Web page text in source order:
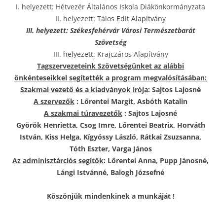
I. helyezett: Hétvezér Általános Iskola Diákönkormányzata
II. helyezett: Tálos Edit Alapítvány
III. helyezett: Székesfehérvár Városi Természetbarát
Szövetség
III. helyezett: Krajczáros Alapítvány
Tagszervezeteink Szövetségünket az alábbi
önkénteseikkel segítették a program megvalósításában:
Szakmai vezető és a kiadványok írója: Sajtos Lajosné
A szervezők : Lőrentei Margit, Asbóth Katalin
A szakmai túravezetők : Sajtos Lajosné
Györök Henrietta, Csog Imre, Lőrentei Beatrix, Horváth
István, Kiss Helga, Kígyóssy László, Rátkai Zsuzsanna,
Tóth Eszter, Varga János
Az adminisztárciós segítők: Lőrentei Anna, Pupp Jánosné,
Lángi Istvánné, Balogh Józsefné
Köszönjük mindenkinek a munkáját !